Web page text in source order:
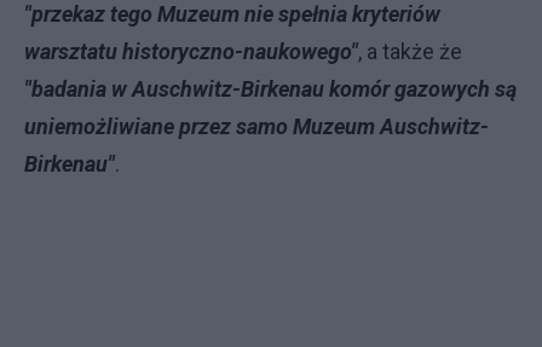
"przekaz tego Muzeum nie spełnia kryteriów
warsztatu historyczno-naukowego", a także że
"badania w Auschwitz-Birkenau komór gazowych są
uniemożliwiane przez samo Muzeum Auschwitz-
Birkenau".